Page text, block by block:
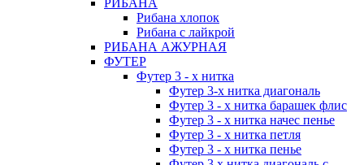
РИБАНА
Рибана хлопок
Рибана с лайкрой
РИБАНА АЖУРНАЯ
ФУТЕР
Футер 3 - х нитка
Футер 3-х нитка диагональ
Футер 3 - х нитка барашек флис
Футер 3 - х нитка начес пенье
Футер 3 - х нитка петля
Футер 3 - х нитка пенье